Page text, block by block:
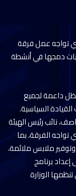
تواجه عمل فرقة
دمجها في أنشطة
داعمة لجميع
السياسية.
نائب رئيس الهيئة
الفرقة، بما
ملابس ملائمة،
إعداد برنامج
الوزارة